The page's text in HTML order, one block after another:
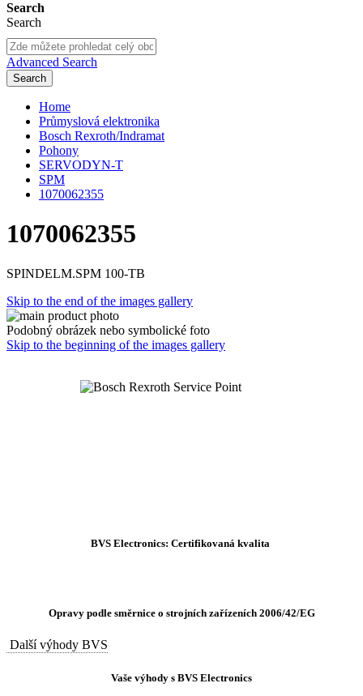
Search
Search
Advanced Search
Search
Home
Průmyslová elektronika
Bosch Rexroth/Indramat
Pohony
SERVODYN-T
SPM
1070062355
1070062355
SPINDELM.SPM 100-TB
Skip to the end of the images gallery
Podobný obrázek nebo symbolické foto
Skip to the beginning of the images gallery
BVS Electronics: Certifikovaná kvalita
Opravy podle směrnice o strojních zařízeních 2006/42/EG
Další výhody BVS
Vaše výhody s BVS Electronics